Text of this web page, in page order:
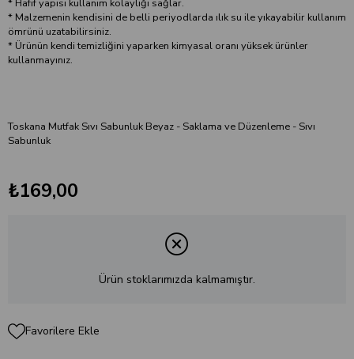
* Malzemenin kendisini de belli periyodlarda ılık su ile yıkayabilir kullanım
ömrünü uzatabilirsiniz.
* Ürünün kendi temizliğini yaparken kimyasal oranı yüksek ürünler
kullanmayınız.
Toskana Mutfak Sıvı Sabunluk Beyaz - Saklama ve Düzenleme - Sıvı
Sabunluk
₺169,00
Ürün stoklarımızda kalmamıştır.
Favorilere Ekle